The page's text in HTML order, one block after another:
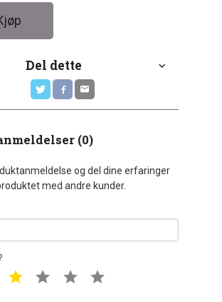
Del dette
(0)
og del dine erfaringer
med andre kunder.
2 star 3 star 4 star 5 star